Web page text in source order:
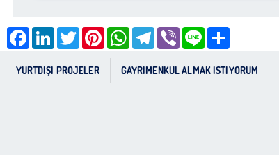
YURTDIŞI PROJELER GAYRIMENKUL ALMAK ISTIYORUM
FacebookLinkedInTwitter PinterestWhatsAppTelegramViber Line Share